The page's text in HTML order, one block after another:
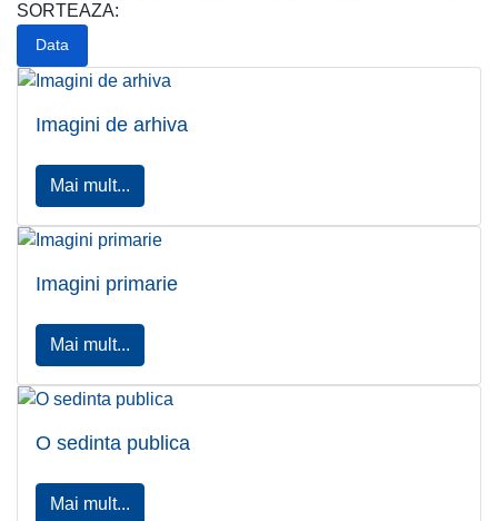
SORTEAZA:
Data
Imagini de arhiva
Mai mult...
Imagini primarie
Mai mult...
O sedinta publica
Mai mult...